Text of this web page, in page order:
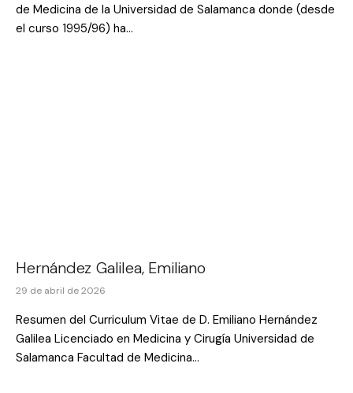
de Medicina de la Universidad de Salamanca donde (desde
el curso 1995/96) ha…
Hernández Galilea, Emiliano
29 de abril de 2026
Resumen del Curriculum Vitae de D. Emiliano Hernández
Galilea Licenciado en Medicina y Cirugía Universidad de
Salamanca Facultad de Medicina…